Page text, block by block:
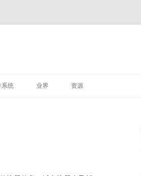
系统 业界 资源